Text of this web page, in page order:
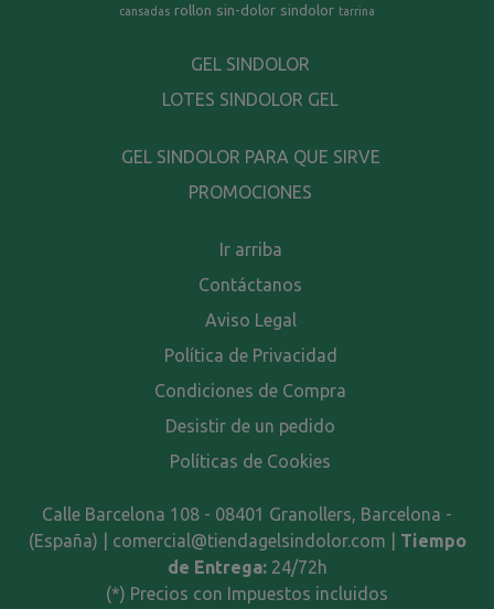
cansadas rollon sin-dolor sindolor tarrina
GEL SINDOLOR
LOTES SINDOLOR GEL
GEL SINDOLOR PARA QUE SIRVE
PROMOCIONES
Ir arriba
Contáctanos
Aviso Legal
Política de Privacidad
Condiciones de Compra
Desistir de un pedido
Políticas de Cookies
Calle Barcelona 108 - 08401 Granollers, Barcelona -
(España) | comercial@tiendagelsindolor.com | Tiempo
de Entrega: 24/72h
(*) Precios con Impuestos incluidos